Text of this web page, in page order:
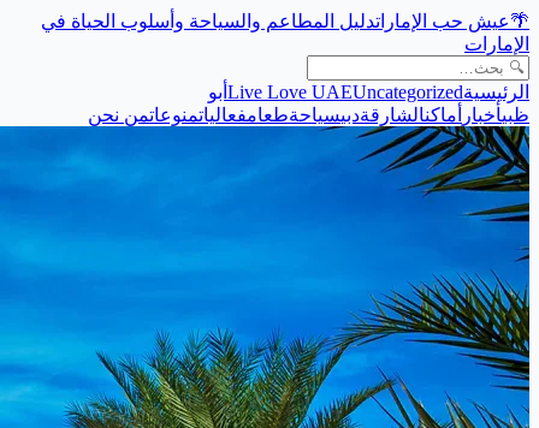
🌴عيش حب الإماراتدليل المطاعم والسياحة وأسلوب الحياة في
الإمارات
الرئيسية Live Love UAEUncategorized
أبو
ظبيأخبار أماكنالشارقةدبيسياحةطعامفعالياتمنوعاتمن نحن